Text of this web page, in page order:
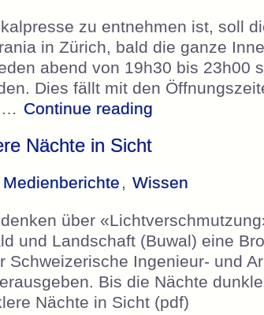
zu entnehmen ist, soll
in Zürich, bald die ganze
abend von 19h30 bis 23h00
Dies fällt mit den
… Continue reading
Nächte in Sicht
Medienberichte , Wissen
über
und Landschaft (Buwal) eine
Schweizerische Ingenieur- und
Bis die Nächte
Nächte in Sicht (pdf)